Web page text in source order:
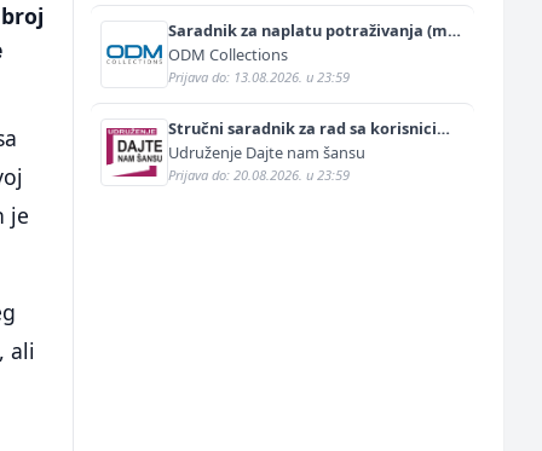
je
ali
Saradnik za naplatu potraživanja (m/
ž)
ODM Collections
Prijava do: 13.08.2026. u 23:59
Stručni saradnik za rad sa korisnicima
(m/ž)
Udruženje Dajte nam šansu
Prijava do: 20.08.2026. u 23:59